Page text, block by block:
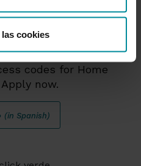
las cookies
for
codes for Home
now.
(in Spanish)